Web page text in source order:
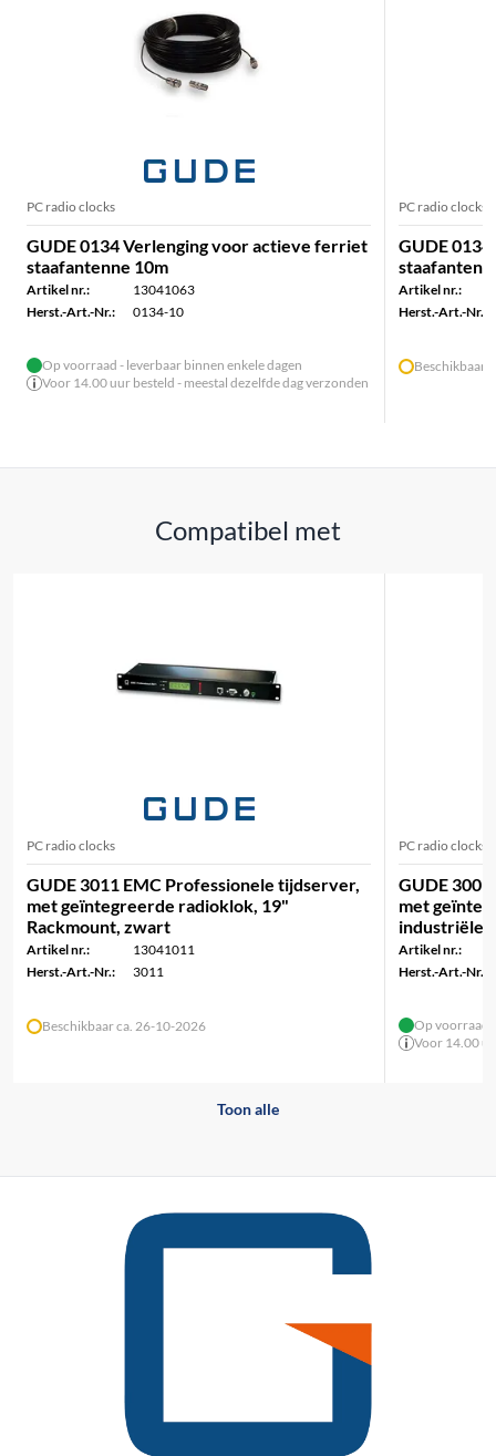
PC radio clocks
GUDE 0134 Verlenging voor actieve ferriet
staafantenne 10m
Artikel nr.:
13041063
Herst.-Art.-Nr.:
0134-10
Op voorraad - leverbaar binnen enkele dagen
Voor 14.00 uur besteld - meestal dezelfde dag verzonden
PC radio clocks
GUDE
Artikel nr.:
Herst.-Art.-Nr.:
Beschikbaar
Compatibel met
PC radio clocks
GUDE 3011 EMC Professionele tijdserver,
met geïntegreerde radioklok, 19"
Rackmount, zwart
Artikel nr.:
13041011
Herst.-Art.-Nr.:
3011
Beschikbaar ca. 26-10-2026
PC radio clocks
GUDE
met
industriële
Artikel nr.:
Herst.-Art.-Nr.:
Op voorraad
Voor 14.00
Toon alle